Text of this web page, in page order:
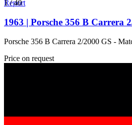
1/40
Report
1963 | Porsche 356 B Carrera
Porsche 356 B Carrera 2/2000 GS -
Price on request